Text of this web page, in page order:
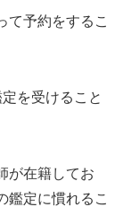
て予約をするこ
を受けること
が在籍してお
鑑定に慣れるこ